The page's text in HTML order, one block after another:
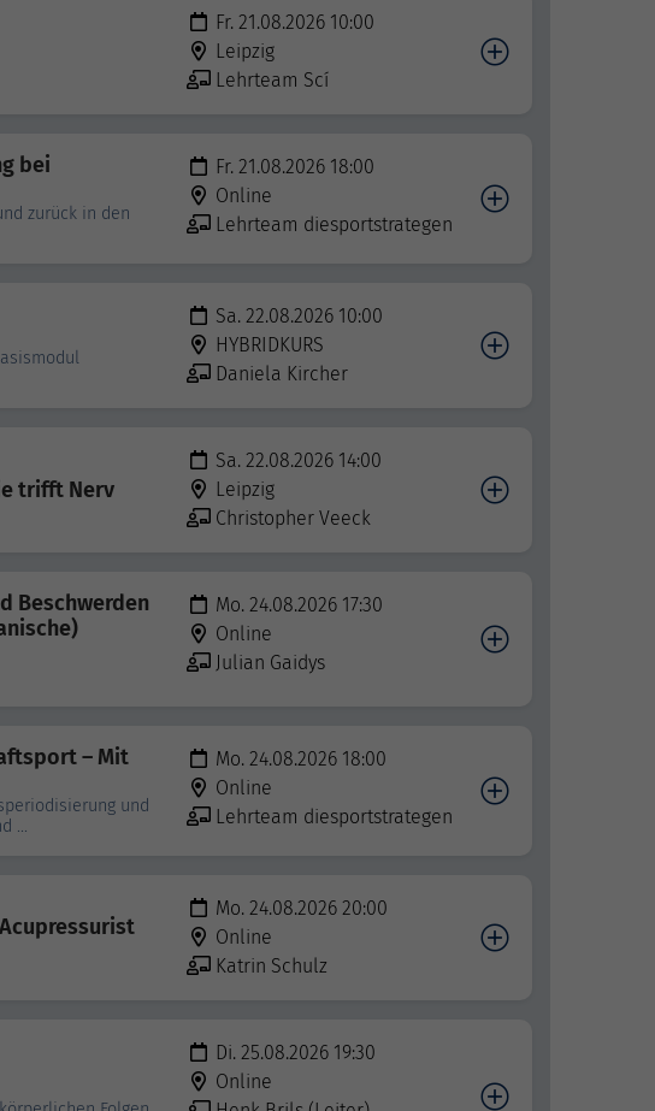
Fr. 21.08.2026 10:00
Leipzig
Lehrteam Scí
bei
zurück in den
Fr. 21.08.2026 18:00
Online
Lehrteam diesportstrategen
Sa. 22.08.2026 10:00
HYBRIDKURS
Daniela Kircher
trifft Nerv
Sa. 22.08.2026 14:00
Leipzig
Christopher Veeck
Beschwerden
Mo. 24.08.2026 17:30
Online
Julian Gaidys
– Mit
und
...
Mo. 24.08.2026 18:00
Online
Lehrteam diesportstrategen
Mo. 24.08.2026 20:00
Online
Katrin Schulz
Di. 25.08.2026 19:30
Online